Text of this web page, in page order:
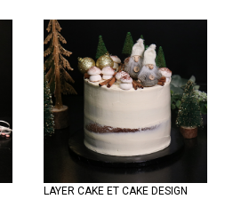
LAYER CAKE ET CAKE DESIGN